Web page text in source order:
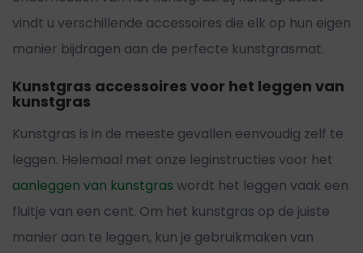
vindt u verschillende accessoires die elk op hun eigen
manier bijdragen aan de perfecte kunstgrasmat.
Kunstgras accessoires voor het leggen van
kunstgras
Kunstgras is in de meeste gevallen eenvoudig zelf te
leggen. Helemaal met onze leginstructies voor het
aanleggen van kunstgras wordt het leggen vaak een
fluitje van een cent. Om het kunstgras op de juiste
manier aan te leggen, kun je gebruikmaken van